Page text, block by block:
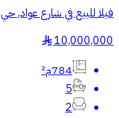
فيلا للبيع في شارع عواد,
10,000,000
§
784م²
5
2